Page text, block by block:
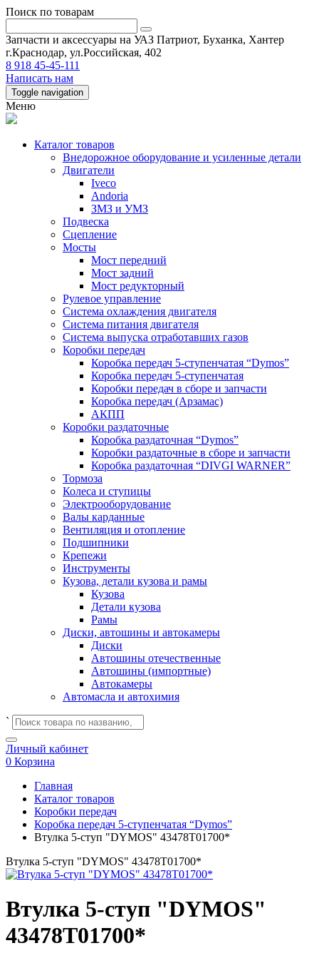
Поиск по товарам
Запчасти и аксессуары на УАЗ Патриот, Буханка, Хантер
г.Краснодар, ул.Российская, 402
8 918 45-45-111
Написать нам
Toggle navigation
Меню
Каталог товаров
Внедорожное оборудование и усиленные детали
Двигатели
Iveco
Andoria
ЗМЗ и УМЗ
Подвеска
Сцепление
Мосты
Мост передний
Мост задний
Мост редукторный
Рулевое управление
Система охлаждения двигателя
Система питания двигателя
Система выпуска отработавших газов
Коробки передач
Коробка передач 5-ступенчатая “Dymos”
Коробка передач 5-ступенчатая
Коробки передач в сборе и запчасти
Коробка передач (Арзамас)
АКПП
Коробки раздаточные
Коробка раздаточная “Dymos”
Коробки раздаточные в сборе и запчасти
Коробка раздаточная “DIVGI WARNER”
Тормоза
Колеса и ступицы
Электрооборудование
Валы карданные
Вентиляция и отопление
Подшипники
Крепежи
Инструменты
Кузова, детали кузова и рамы
Кузова
Детали кузова
Рамы
Диски, автошины и автокамеры
Диски
Автошины отечественные
Автошины (импортные)
Автокамеры
Автомасла и автохимия
`
Личный кабинет
0 Корзина
Главная
Каталог товаров
Коробки передач
Коробка передач 5-ступенчатая “Dymos”
Втулка 5-ступ "DYMOS" 43478Т01700*
Втулка 5-ступ "DYMOS" 43478Т01700*
Втулка 5-ступ "DYMOS"
43478Т01700*